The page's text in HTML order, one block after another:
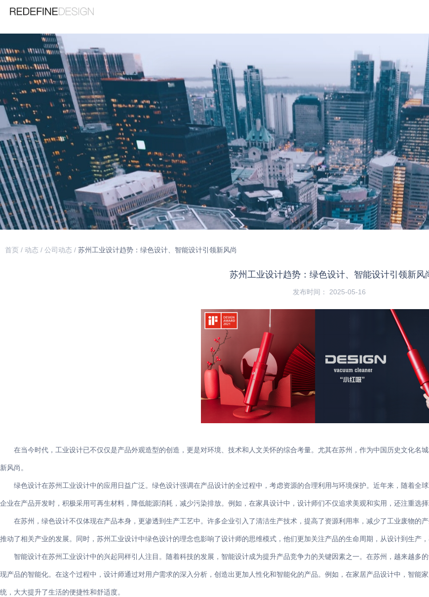
苏州睿梵工业设计有限公司
Suzhou Ruifan Industrial Design Co., Ltd
精品案例
宠物用品 机器人 机械设备 吸尘器 医疗器械
首页 / 动态 / 公司动态 / 苏州工业设计趋势：绿色设计、智能设计引领新风尚
苏州工业设计趋势：绿色设计、智能设计引领新风
发布时间： 2025-05-16
在当今时代，工业设计已不仅仅是产品外观造型的创造，更是对环境、技术和人文关怀的综合考量。尤其在苏州，作为中国历史文化名
新风尚。
绿色设计在苏州工业设计中的应用日益广泛。绿色设计强调在产品设计的全过程中，考虑资源的合理利用与环境保护。近年来，随着全
企业在产品开发时，积极采用可再生材料，降低能源消耗，减少污染排放。例如，在家具设计中，设计师们不仅追求美观和实用，还注重选
在苏州，绿色设计不仅体现在产品本身，更渗透到生产工艺中。许多企业引入了清洁生产技术，提高了资源利用率，减少了工业废物的
推动了相关产业的发展。同时，苏州工业设计中绿色设计的理念也影响了设计师的思维模式，他们更加关注产品的生命周期，从设计到生产
智能设计在苏州工业设计中的兴起同样引人注目。随着科技的发展，智能设计成为提升产品竞争力的关键因素之一。在苏州，越来越多
现产品的智能化。在这个过程中，设计师通过对用户需求的深入分析，创造出更加人性化和智能化的产品。例如，在家居产品设计中，智能
统，大大提升了生活的便捷性和舒适度。